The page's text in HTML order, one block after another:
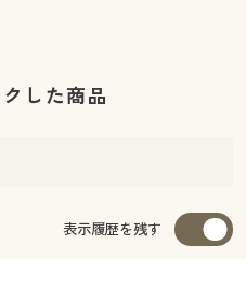
した商品
表示履歴を残す